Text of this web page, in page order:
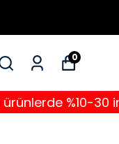
0
%10-30 indirim